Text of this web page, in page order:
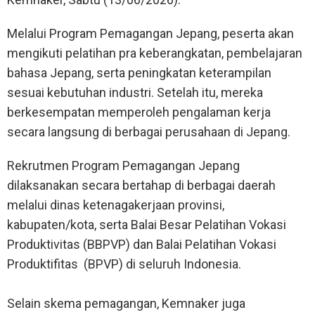
Melalui Program Pemagangan Jepang, peserta akan
mengikuti pelatihan pra keberangkatan, pembelajaran
bahasa Jepang, serta peningkatan keterampilan
sesuai kebutuhan industri. Setelah itu, mereka
berkesempatan memperoleh pengalaman kerja
secara langsung di berbagai perusahaan di Jepang.
Rekrutmen Program Pemagangan Jepang
dilaksanakan secara bertahap di berbagai daerah
melalui dinas ketenagakerjaan provinsi,
kabupaten/kota, serta Balai Besar Pelatihan Vokasi
Produktivitas (BBPVP) dan Balai Pelatihan Vokasi
Produktifitas (BPVP) di seluruh Indonesia.
Selain skema pemagangan, Kemnaker juga